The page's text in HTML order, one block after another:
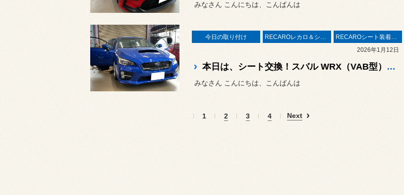
みなさん こんにちは、こんばんは
今日の取り付け RECAROレカロ＆シート関連
RECAROシート装着事例
2026年1月12日
本日は、シート交換！スバル WRX（VAB型）にRECAROフルバケットシート RSSを取り付け！
みなさん こんにちは、こんばんは
1 2 3 4 Next